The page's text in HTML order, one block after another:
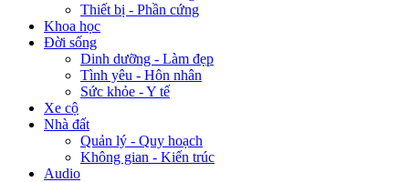
Thiết bị - Phần cứng
Khoa học
Đời sống
Dinh dưỡng - Làm đẹp
Tình yêu - Hôn nhân
Sức khỏe - Y tế
Xe cộ
Nhà đất
Quản lý - Quy hoạch
Không gian - Kiến trúc
Audio